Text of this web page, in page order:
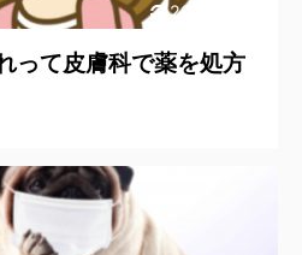
2018/12/26
って皮膚科で薬を処方